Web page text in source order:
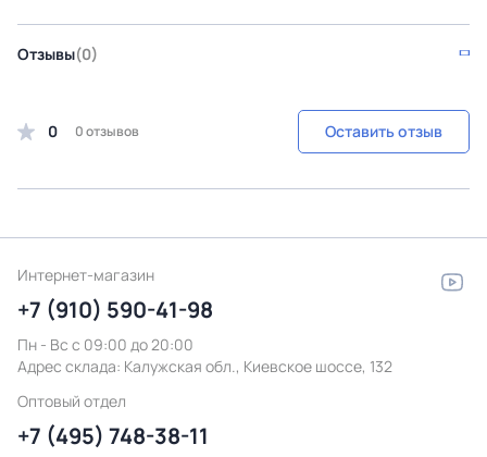
Отзывы(0)
0 0 отзывов Оставить отзыв
Интернет-магазин
+7 (910) 590-41-98
Пн - Вс с 09:00 до 20:00
Адрес склада: Калужская обл., Киевское шоссе, 132
Оптовый отдел
+7 (495) 748-38-11